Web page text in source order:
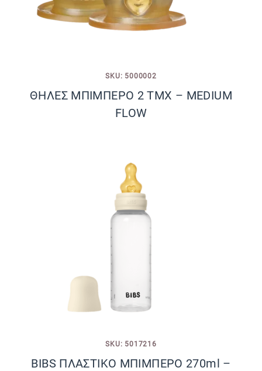
SKU: 5000002
ΘΗΛΕΣ ΜΠΙΜΠΕΡΟ 2 ΤΜΧ – MEDIUM
FLOW
SKU: 5017216
BIBS ΠΛΑΣΤΙΚΟ ΜΠΙΜΠΕΡΟ 270ml –